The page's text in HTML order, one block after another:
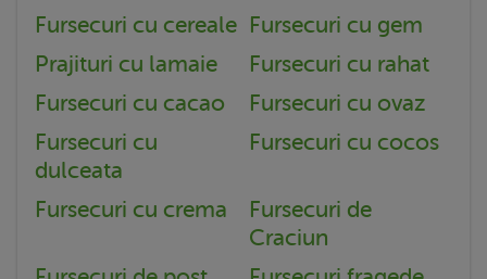
Fursecuri cu cereale Fursecuri cu gem
Prajituri cu lamaie
Fursecuri cu rahat
Fursecuri cu cacao
Fursecuri cu ovaz
Fursecuri cu
dulceata
Fursecuri cu cocos
Fursecuri cu crema
Fursecuri de
Craciun